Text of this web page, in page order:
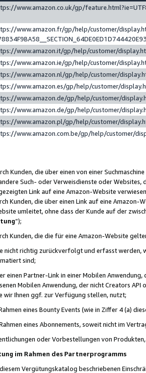
www.amazon.co.uk/gp/
www.amazon.fr/gp/help/customer/
www.amazon.it/gp/help/customer/
www.amazon.ie/gp/help/customer/
www.amazon.nl/gp/help/customer/
www.amazon.es/gp/help/customer/
www.amazon.de/gp/help/customer/
www.amazon.de/gp/help/customer/
www.amazon.pl/gp/help/customer/
www.amazon.com.be/gp/help/customer/
Kunden, die über einen von einer
Such- oder Verweisdienste oder Websites,
Link auf eine Amazon-Website
Kunden, die über einen Link auf eine
umleitet, ohne dass der Kunde auf der
“);
Kunden, die die für eine Amazon-Website
nicht richtig zurückverfolgt und erfasst werden,
sind;
einen Partner-Link in einer Mobilen
Mobilen Anwendung, der nicht Creators
wir Ihnen ggf. zur Verfügung stellen, nutzt;
eines Bounty Events (wie in Ziffer 4 (a)
eines Abonnements, soweit nicht im
oder Vorbestellungen von
im Rahmen des Partnerprogramms
Vergütungskatalog beschriebenen